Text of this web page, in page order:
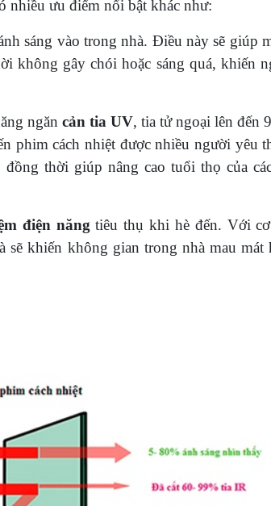
nhiều ưu điểm nổi bật khác như:
sáng vào trong nhà. Điều này sẽ giúp
không gây chói hoặc sáng quá, khiến
ngăn cản tia UV, tia tử ngoại lên đến
phim cách nhiệt được nhiều người yêu
thời giúp nâng cao tuổi thọ của
điện năng tiêu thụ khi hè đến. Với
khiến không gian trong nhà mau mát